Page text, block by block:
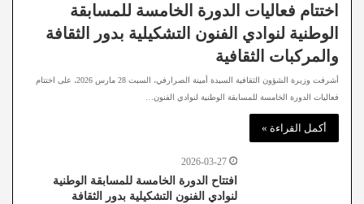
اختتام فعاليات الدورة الخامسة للمسابقة
الوطنية لنوادي الفنون التشكيلية بدور الثقافة
والمركبات الثقافية
أشرفت وزيرة الشؤون الثقافية السيدة أمينة الصرارفي، السبت 28 مارس 2026، على اختتام
فعاليات الدورة الخامسة للمسابقة الوطنية لنوادي الفنون…
أكمل القراءة »
2026-03-27
افتتاح الدورة الخامسة للمسابقة الوطنية
لنوادي الفنون التشكيلية بدور الثقافة